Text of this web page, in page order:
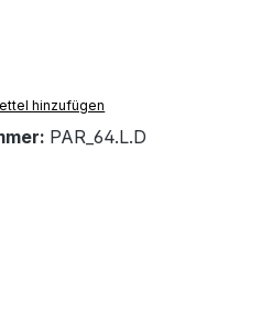
hinzufügen
PAR_64.L.D